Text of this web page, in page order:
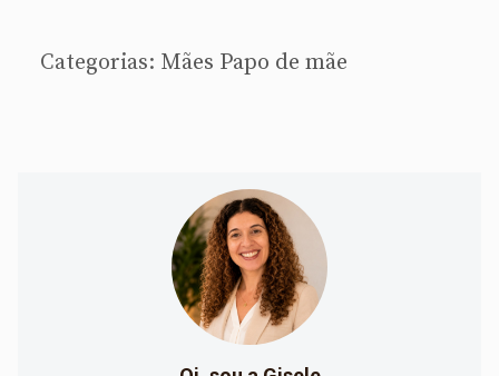
Categorias: Mães Papo de mãe